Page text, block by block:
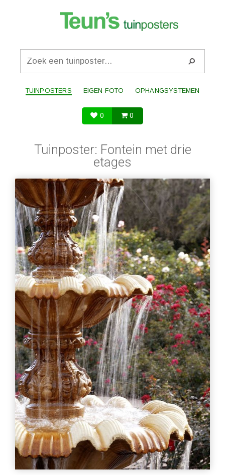
TUINPOSTERS EIGEN FOTO OPHANGSYSTEMEN
0 0
Tuinposter: Fontein met drie
etages